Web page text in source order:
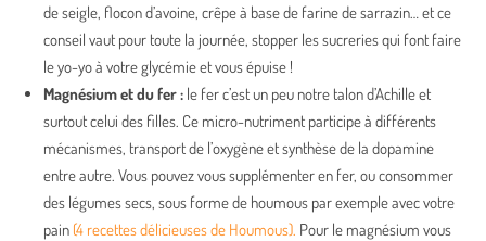
de seigle, flocon d’avoine, crêpe à base de farine de sarrazin… et ce
conseil vaut pour toute la journée, stopper les sucreries qui font faire
le yo-yo à votre glycémie et vous épuise !
Magnésium et du fer : le fer c’est un peu notre talon d’Achille et
surtout celui des filles. Ce micro-nutriment participe à différents
mécanismes, transport de l’oxygène et synthèse de la dopamine
entre autre. Vous pouvez vous supplémenter en fer, ou consommer
des légumes secs, sous forme de houmous par exemple avec votre
pain (4 recettes délicieuses de Houmous). Pour le magnésium vous